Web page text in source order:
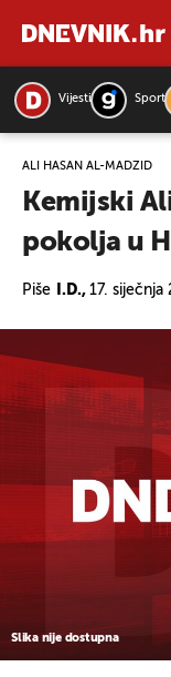
Vijesti Sport
ALI HASAN AL-MADŽID
Kemijski
pokolja u
Piše I.D., 17. siječnja
Slika nije dostupna
PRETRAŽITE VIJESTI